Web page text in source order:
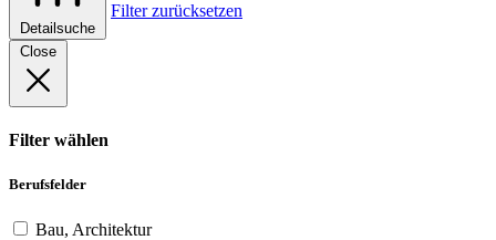
Detailsuche
Filter zurücksetzen
Close
Filter wählen
Berufsfelder
Bau, Architektur